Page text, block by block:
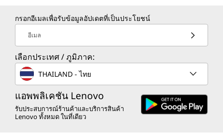
กรอกอีเมลเพื่อรับข้อมูลอัปเดตที่เป็นประโยชน์
อีเมล
เลือกประเทศ / ภูมิภาค:
THAILAND - ไทย
แอพพลิเคชัน Lenovo
รับประสบการณ์ร้านค้าและบริการสินค้า
Lenovo ทั้งหมด ในที่เดียว